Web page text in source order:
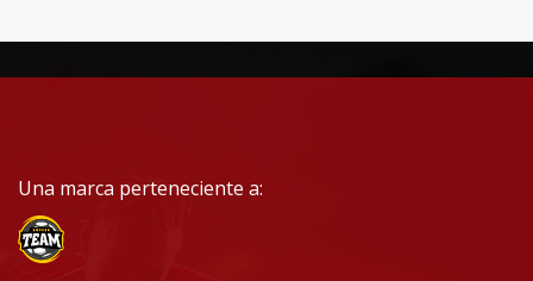
Una marca perteneciente a: